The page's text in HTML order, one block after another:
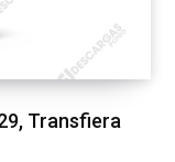
Transfiera